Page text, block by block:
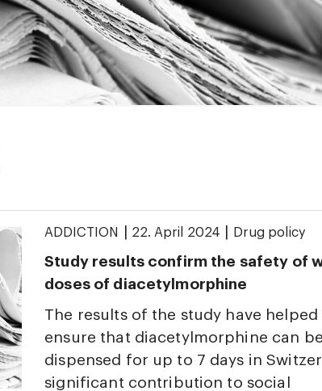
ADDICTION 22. April 2024 Drug policy
Study results confirm the safety of
doses of diacetylmorphine
The results of the study have helped
ensure that diacetylmorphine can be
dispensed for up to 7 days in
significant contribution to social